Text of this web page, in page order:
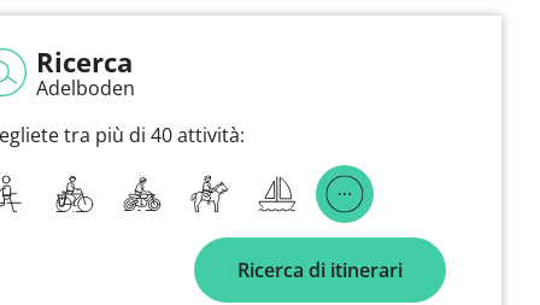
Ricerca
Adelboden
tra più di 40 attività:
Ricerca di itinerari